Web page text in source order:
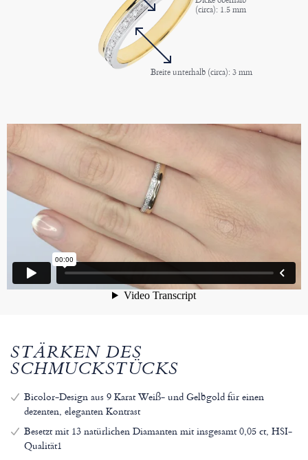
(circa): 1.5 mm
Breite unterhalb (circa): 3 mm
STÄRKEN DES
SCHMUCKSTÜCKS
Bicolor-Design aus 9 Karat Weiß- und Gelbgold für einen
dezenten, eleganten Kontrast
Besetzt mit 13 natürlichen Diamanten mit insgesamt 0,05 ct, HSI-
Qualität1